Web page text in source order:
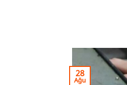
28
Ağu